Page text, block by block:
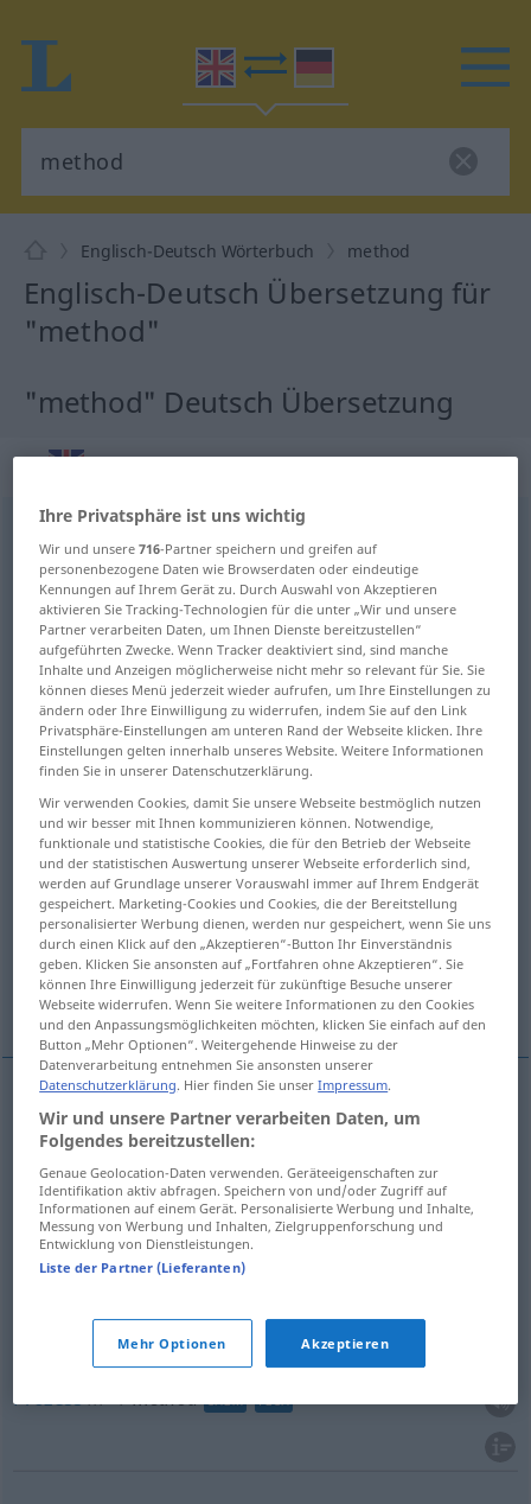
Englisch-Deutsch Wörterbuch method
Englisch-Deutsch Übersetzung für
"method"
"method" Deutsch Übersetzung
„method“: noun
method [ˈmeθəd]s
Übersicht aller Übersetzungen
(Für mehr Details die Übersetzung anklicken/antippen)
Methode, Art Weise
planmäßige Verfahrensart, Verfahren,
Prozess
Methode Lehrmethode
System, wissenschaftliche Anordnung
logische Denkmethode
GedankenOrdnung, Methode, Planmäßigkeit
Methodef method
Artfu.Weisef method
CHEM TECH
Prozessm method CHEM TECH
Ihre Privatsphäre ist uns wichtig
Wir und unsere716-Partner speichern und greifen auf
personenbezogene Daten wie Browserdaten oder eindeutige
Kennungen auf Ihrem Gerät zu. Durch Auswahl von Akzeptieren
aktivieren Sie Tracking-Technologien für die unter „Wir und unsere
Partner verarbeiten Daten, um Ihnen Dienste bereitzustellen“
aufgeführten Zwecke. Wenn Tracker deaktiviert sind, sind manche
Inhalte und Anzeigen möglicherweise nicht mehr so relevant für Sie. Sie
können dieses Menü jederzeit wieder aufrufen, um Ihre Einstellungen zu
ändern oder Ihre Einwilligung zu widerrufen, indem Sie auf den Link
Privatsphäre-Einstellungen am unteren Rand der Webseite klicken. Ihre
Einstellungen gelten innerhalb unseres Website. Weitere Informationen
finden Sie in unserer Datenschutzerklärung.
Wir verwenden Cookies, damit Sie unsere Webseite bestmöglich nutzen
und wir besser mit Ihnen kommunizieren können. Notwendige,
funktionale und statistische Cookies, die für den Betrieb der Webseite
und der statistischen Auswertung unserer Webseite erforderlich sind,
werden auf Grundlage unserer Vorauswahl immer auf Ihrem Endgerät
gespeichert. Marketing-Cookies und Cookies, die der Bereitstellung
personalisierter Werbung dienen, werden nur gespeichert, wenn Sie uns
durch einen Klick auf den „Akzeptieren“-Button Ihr Einverständnis
geben. Klicken Sie ansonsten auf „Fortfahren ohne Akzeptieren“. Sie
können Ihre Einwilligung jederzeit für zukünftige Besuche unserer
Webseite widerrufen. Wenn Sie weitere Informationen zu den Cookies
und den Anpassungsmöglichkeiten möchten, klicken Sie einfach auf den
Button „Mehr Optionen“. Weitergehende Hinweise zu der
Datenverarbeitung entnehmen Sie ansonsten unserer
Datenschutzerklärung. Hier finden Sie unserImpressum.
Wir und unsere Partner verarbeiten Daten, um
Folgendes bereitzustellen:
Genaue Geolocation-Daten verwenden. Geräteeigenschaften zur
Identifikation aktiv abfragen. Speichern von und/oder Zugriff auf
Informationen auf einem Gerät. Personalisierte Werbung und Inhalte,
Messung von Werbung und Inhalten, Zielgruppenforschung und
Entwicklung von Dienstleistungen.
Liste der Partner (Lieferanten)
Mehr Optionen Akzeptieren